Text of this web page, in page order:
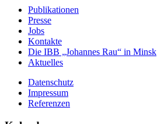
Publikationen
Presse
Jobs
Kontakte
Die IBB „Johannes Rau“ in Minsk
Aktuelles
Datenschutz
Impressum
Referenzen